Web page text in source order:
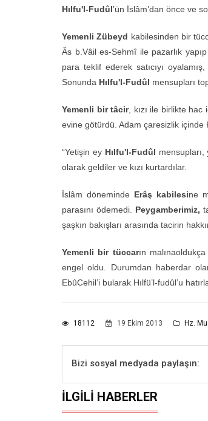
Hılfu'l-Fudûl’ün İslâm’dan önce ve
Yemenli Zübeyd kabilesinden bir
Âs b.Vâil es-Sehmî ile pazarlık
para teklif ederek satıcıyı
Sonunda Hılfu'l-Fudûl mensupları
Yemenli bir tâcir, kızı ile birlikte hac
evine götürdü. Adam çaresizlik içinde
“Yetişin ey Hılfu'l-Fudûl mensupları,
olarak geldiler ve kızı kurtardılar.
İslâm döneminde Erâş kabilesine
parasını ödemedi. Peygamberimiz,
şaşkın bakışları arasında tacirin
Yemenli bir tüccarın
engel oldu. Durumdan haberdar
EbûCehil’i bularak Hılfü’l-fudûl’u
18112 19 Ekim 2013 Hz.
Bizi sosyal medyada paylaşın:
İLGILI HABERLER